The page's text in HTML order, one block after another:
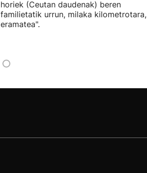
horiek (Ceutan daudenak) beren
familietatik urrun, milaka kilometrotara,
eramatea".